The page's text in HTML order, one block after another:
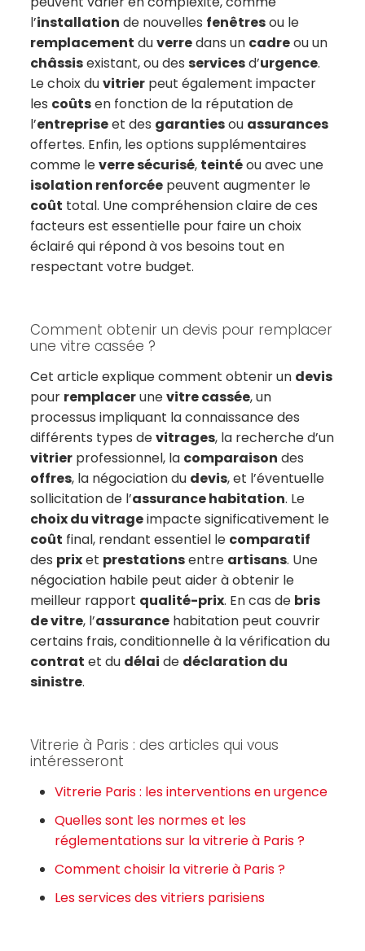
l’installation de nouvelles fenêtresou le
remplacement duverredans un cadreou un
châssisexistant, ou des servicesd’urgence.
Le choix duvitrierpeut également impacter
les coûtsen fonction de la réputation de
l’entrepriseet des garantiesou assurances
offertes. Enfin, les options supplémentaires
comme leverre sécurisé, teintéou avec une
isolation renforcéepeuvent augmenter le
coût total. Une compréhension claire de ces
facteurs est essentielle pour faire un choix
éclairé qui répond à vos besoins tout en
respectant votre budget.
Comment obtenir un devis pour remplacer
une vitre cassée ?
Cet article explique comment obtenir un devis
pour remplacerunevitre cassée, un
processus impliquant la connaissance des
différents types devitrages, la recherche d’un
vitrierprofessionnel, la comparaison des
offres, la négociation du devis, et l’éventuelle
sollicitation de l’assurance habitation. Le
choix du vitrageimpacte significativement le
coût final, rendant essentiel le comparatif
des prixet prestationsentre artisans. Une
négociation habile peut aider à obtenir le
meilleur rapport qualité-prix. En cas de bris
de vitre, l’assurancehabitation peut couvrir
certains frais, conditionnelle à la vérification du
contrat et du délai de déclaration du
sinistre.
Vitrerie à Paris : des articles qui vous
intéresseront
Vitrerie Paris : les interventions en urgence
Quelles sont les normes et les
réglementations sur la vitrerie à Paris ?
Comment choisir la vitrerie à Paris ?
Les services des vitriers parisiens